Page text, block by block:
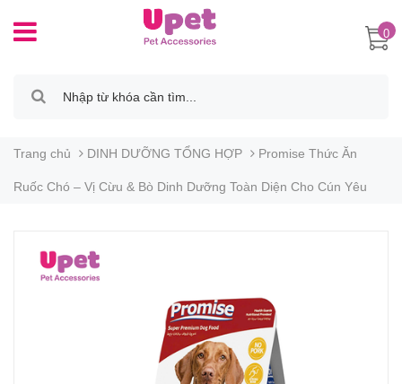
0
Trang chủ DINH DƯỠNG TỔNG HỢP Promise Thức Ăn
Ruốc Chó – Vị Cừu & Bò Dinh Dưỡng Toàn Diện Cho Cún Yêu